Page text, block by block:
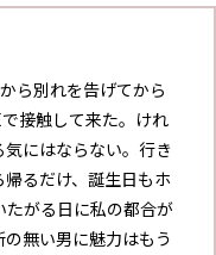
ら別れを告げてから
接触して来た。けれ
にはならない。行き
るだけ、誕生日もホ
がる日に私の都合が
無い男に魅力はもう